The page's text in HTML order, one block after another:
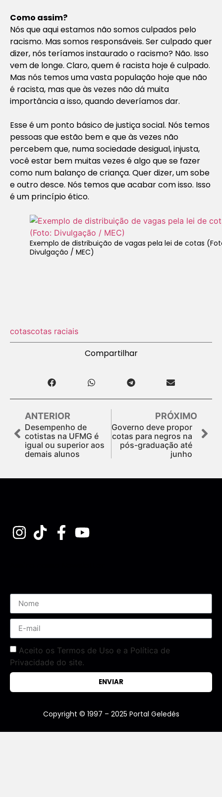
Como assim?
Nós que aqui estamos não somos culpados pelo
racismo. Mas somos responsáveis. Ser culpado quer
dizer, nós teríamos instaurado o racismo? Não. Isso
vem de longe. Claro, quem é racista hoje é culpado.
Mas nós temos uma vasta população hoje que não
é racista, mas que às vezes não dá muita
importância a isso, quando deveríamos dar.
Esse é um ponto básico de justiça social. Nós temos
pessoas que estão bem e que às vezes não
percebem que, numa sociedade desigual, injusta,
você estar bem muitas vezes é algo que se fazer
como num balanço de criança. Quer dizer, um sobe
e outro desce. Nós temos que acabar com isso. Isso
é um princípio ético.
Exemplo de distribuição de vagas pela lei de cotas
Divulgação / MEC)
cotascotas raciais
Compartilhar
ANTERIOR
Desempenho de
cotistas na UFMG é
igual ou superior aos
demais alunos
PRÓXIMO
Governo deve propor
cotas para negros na
pós-graduação até
junho
Aceito os Termos de Uso e a Política de
Privacidade do site.
ENVIAR
Copyright © 1997 – 2025 Portal Geledés